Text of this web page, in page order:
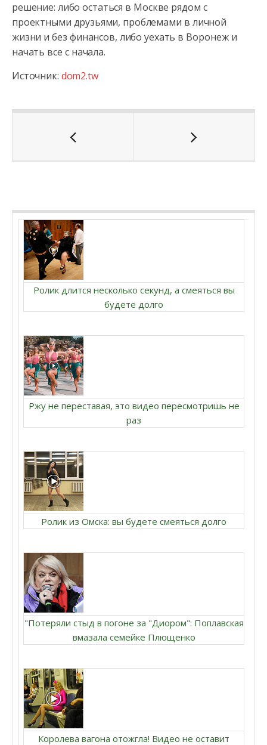
решение: либо остаться в Москве рядом с
проектными друзьями, проблемами в личной
жизни и без финансов, либо уехать в Воронеж и
начать все с начала.
Источник: dom2.tw
Ролик длится несколько секунд, а смеяться вы
будете долго
Ржу не переставая, это видео пересмотришь не
раз
Ролик из Омска: вы будете смеяться долго
"Потеряли стыд в погоне за "Диором": Поплавская
вмазала семейке Плющенко
Королева вагона отожгла! Видео не оставит